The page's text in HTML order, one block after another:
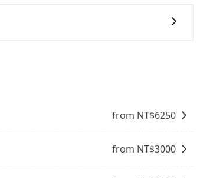
品嚐當地的美食，與當地人交流，深入體
from NT$6250
from NT$3000